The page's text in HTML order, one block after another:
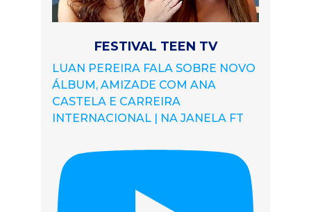
FESTIVAL TEEN TV
LUAN PEREIRA FALA SOBRE NOVO
ÁLBUM, AMIZADE COM ANA
CASTELA E CARREIRA
INTERNACIONAL | NA JANELA FT